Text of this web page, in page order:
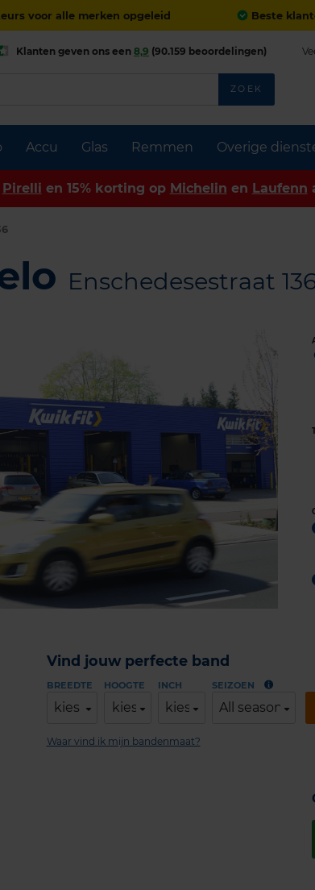
voor alle merken opgeleid Beste
Accu Glas Remmen Overige
Klanten geven ons een 8,9 (90.159 beoordelingen)
ZOEK
Pirelli en 15% korting op Michelin en Laufenn
Enschedesestraat
Vind jouw perfecte band
Waar vind ik mijn bandenmaat?
BREEDTE
kies
HOOGTE
kies
INCH
kies
SEIZOEN
All season